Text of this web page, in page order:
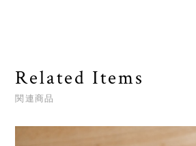
Related Items
関連商品